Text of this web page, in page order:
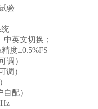
验
统
英文切换；
度±0.5%FS
调）
调）
配）